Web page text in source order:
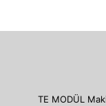
TE MODÜL